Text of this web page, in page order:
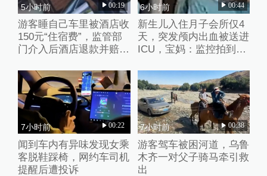
5小时前 00:19
游客睡自己车里被酒店收
150元“住宿费”，监管部
门介入后酒店退款并赔偿
6小时前 00:44
新生儿入住月子会所仅4
天，突发颅内出血被送进
ICU，宝妈：监控拍到护
7小时前 00:22
闻到车内有异味发现女乘
客脱鞋踩椅，网约车司机
提醒后遭投诉
7小时前 00:38
游客驾车被困河道，乌鲁
木齐一对父子骑马牵引救
出